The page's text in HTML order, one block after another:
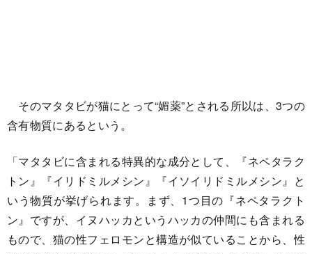
そのマタタビが猫にとって“媚薬”とされる所以は、3つの
含有物質にあるという。
「マタタビに含まれる特異的な成分として、『ネペタラク
トン』『イリドミルメシン』『イソイリドミルメシン』と
いう物質が挙げられます。まず、1つ目の『ネペタラクト
ン』ですが、イヌハッカというハッカの仲間にも含まれる
もので、猫の性フェロモンと構造が似ていることから、性